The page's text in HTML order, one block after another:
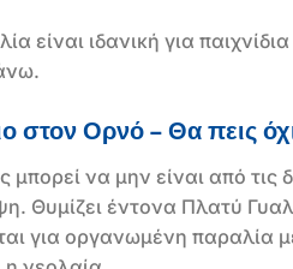
είναι ιδανική για
στον Ορνό – Θα πεις
μπορεί να μην είναι από τις
Θυμίζει έντονα Πλατύ
για οργανωμένη παραλία